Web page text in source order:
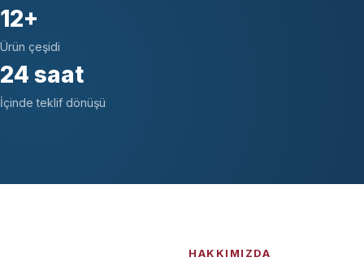
12+
Ürün çeşidi
24 saat
İçinde teklif dönüşü
HAKKIMIZDA